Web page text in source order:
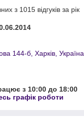
з 1015 відгуків за рік
144-б, Харків, Україна
з 10:00 до 18:00
графік роботи